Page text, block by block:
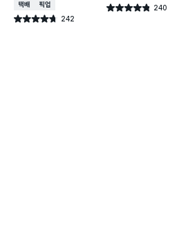
택배배송매장픽업
별점 4.7점 242
건 작성
별점 4.8점 240
건 작성